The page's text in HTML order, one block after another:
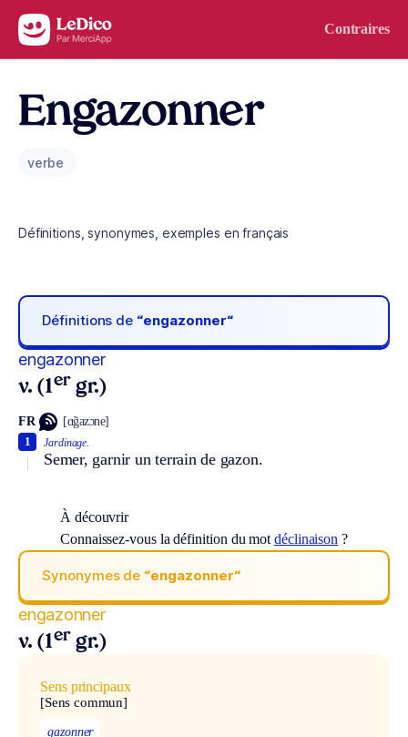
Aller au contenu Contraires
Engazonner
verbe
Définitions, synonymes, exemples en français
Définitions de “engazonner“
engazonner
v. (1er gr.)
FR [ɑ̃gazɔne]
Jardinage.
Semer, garnir un terrain de gazon.
1
À découvrir
Connaissez-vous la définition du motdéclinaison ?
Synonymes de “engazonner“
engazonner
v. (1er gr.)
Sens principaux
[Sens commun]
gazonner